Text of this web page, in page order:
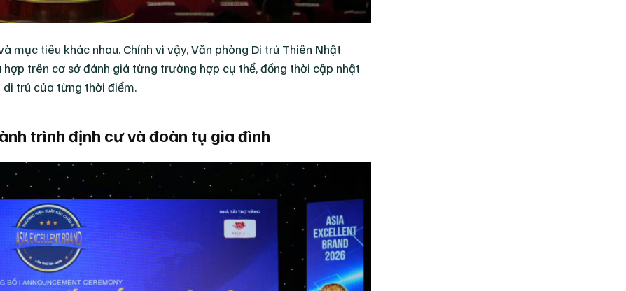
mục tiêu khác nhau. Chính vì vậy, Văn phòng Di trú Thiên Nhật
trên cơ sở đánh giá từng trường hợp cụ thể, đồng thời cập nhật
trú của từng thời điểm.
trình định cư và đoàn tụ gia đình